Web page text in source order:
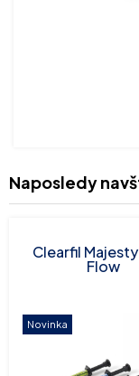
Naposledy
Clearfil
Flow
Novinka